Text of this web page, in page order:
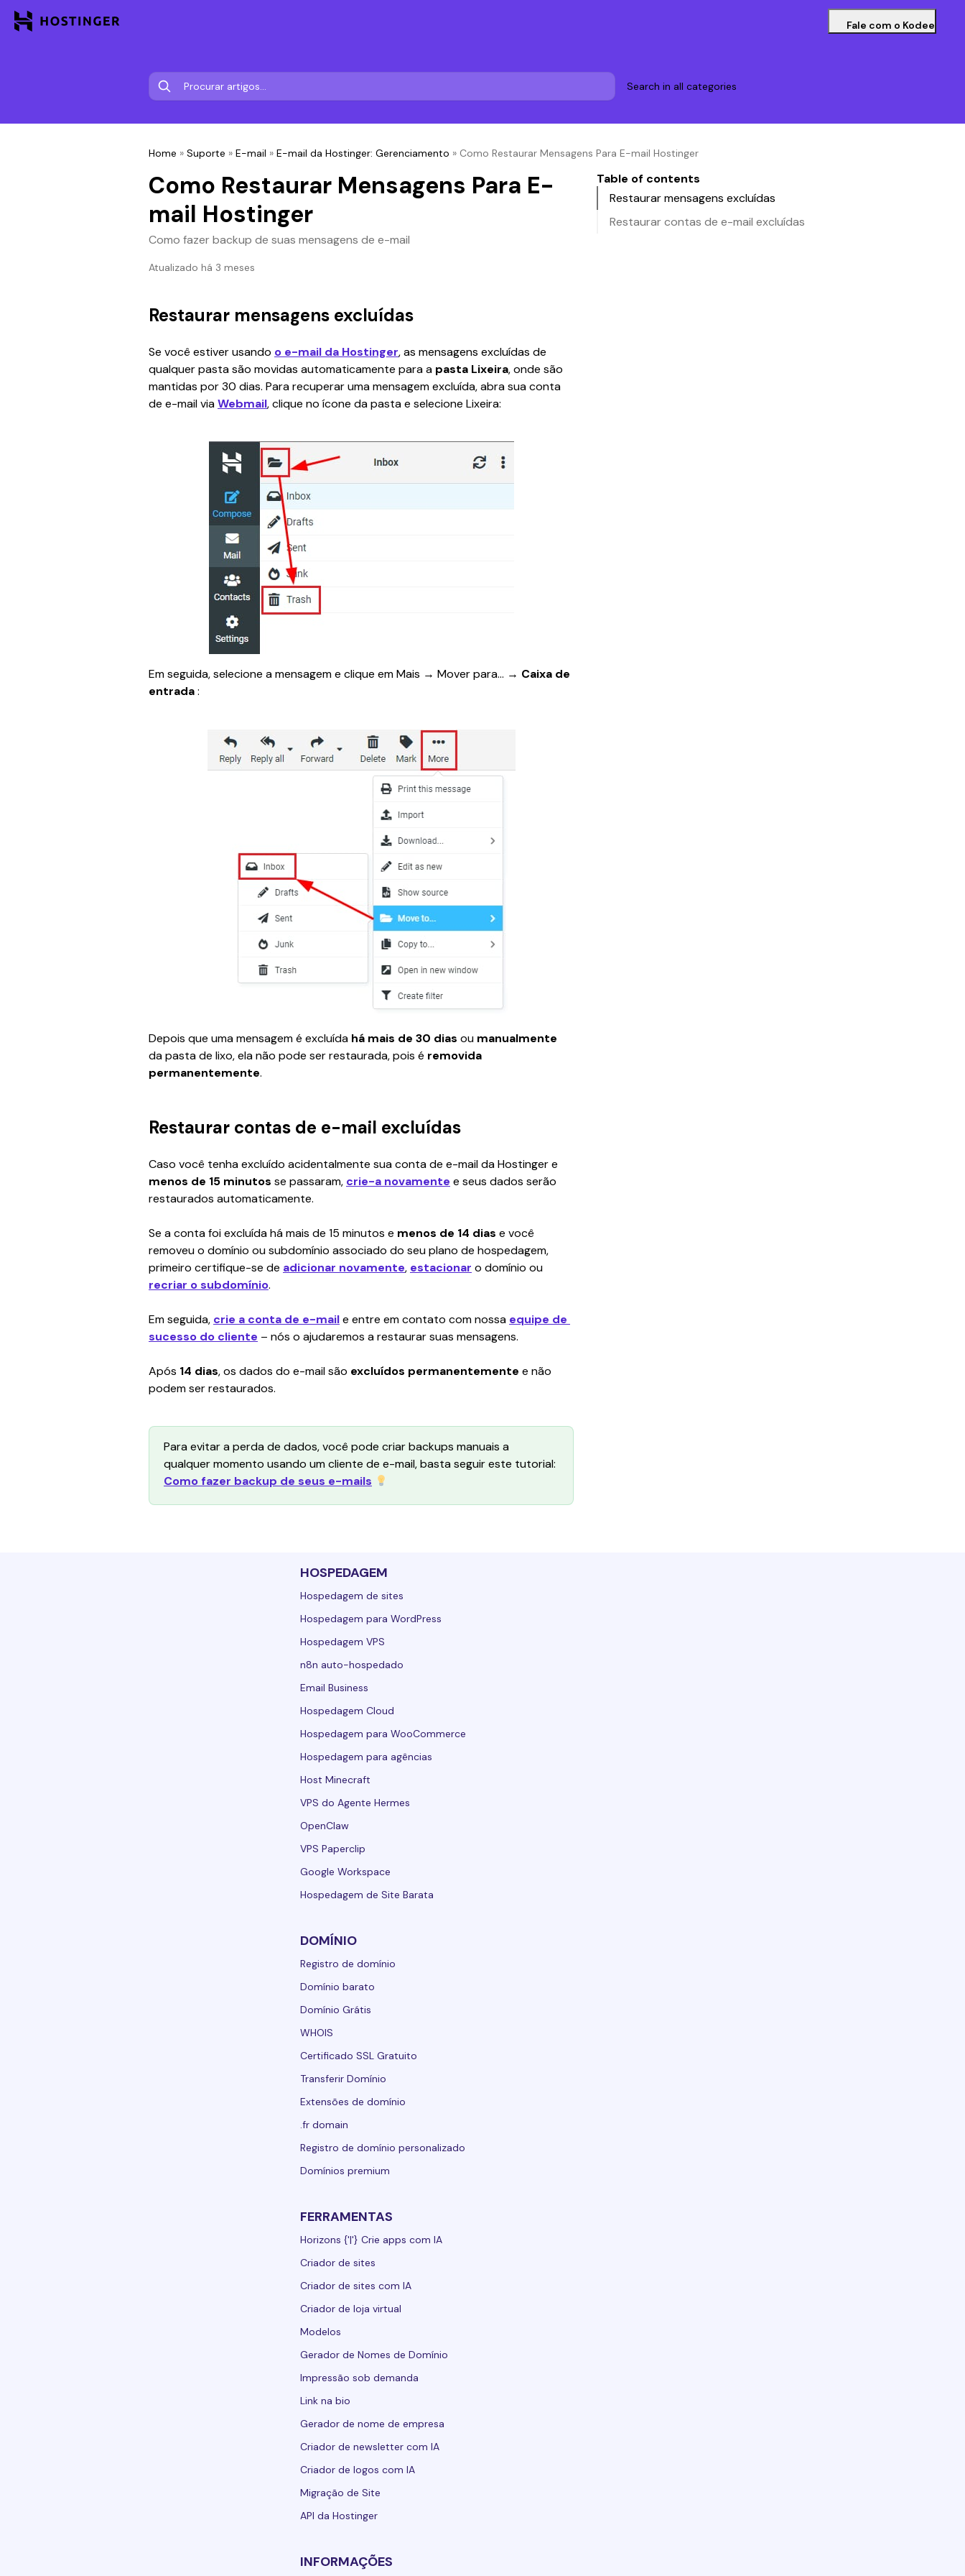
Fale com o Kodee
Search in all categories
Home » Suporte » E-mail » E-mail da Hostinger: Gerenciamento » Como Restaurar Mensagens Para E-mail Hostinger
Como Restaurar Mensagens Para E-
mail Hostinger
Como fazer backup de suas mensagens de e-mail
Atualizado há 3 meses
Restaurar mensagens excluídas
Se você estiver usando o e-mail da Hostinger, as mensagens excluídas de
qualquer pasta são movidas automaticamente para a pasta Lixeira, onde são
mantidas por 30 dias. Para recuperar uma mensagem excluída, abra sua conta
de e-mail via Webmail, clique no ícone da pasta e selecione Lixeira:
Em seguida, selecione a mensagem e clique em Mais → Mover para… → Caixa de
entrada :
Depois que uma mensagem é excluída há mais de 30 dias ou manualmente
da pasta de lixo, ela não pode ser restaurada, pois é removida
permanentemente.
Restaurar contas de e-mail excluídas
Caso você tenha excluído acidentalmente sua conta de e-mail da Hostinger e
menos de 15 minutos se passaram, crie-a novamente e seus dados serão
restaurados automaticamente.
Se a conta foi excluída há mais de 15 minutos e menos de 14 dias e você
removeu o domínio ou subdomínio associado do seu plano de hospedagem,
primeiro certifique-se de adicionar novamente, estacionar o domínio ou
recriar o subdomínio.
Em seguida, crie a conta de e-maile entre em contato com nossa equipe de
sucesso do cliente – nós o ajudaremos a restaurar suas mensagens.
Após 14 dias, os dados do e-mail são excluídos permanentemente e não
podem ser restaurados.
Para evitar a perda de dados, você pode criar backups manuais a
qualquer momento usando um cliente de e-mail, basta seguir este tutorial:
Como fazer backup de seus e-mails
Table of contents
Restaurar mensagens excluídas
Restaurar contas de e-mail excluídas
HOSPEDAGEM
Hospedagem de sites
Hospedagem para WordPress
Hospedagem VPS
n8n auto-hospedado
Email Business
Hospedagem Cloud
Hospedagem para WooCommerce
Hospedagem para agências
Host Minecraft
VPS do Agente Hermes
OpenClaw
VPS Paperclip
Google Workspace
Hospedagem de Site Barata
DOMÍNIO
Registro de domínio
Domínio barato
Domínio Grátis
WHOIS
Certificado SSL Gratuito
Transferir Domínio
Extensões de domínio
.fr domain
Registro de domínio personalizado
Domínios premium
FERRAMENTAS
Horizons {'|'} Crie apps com IA
Criador de sites
Criador de sites com IA
Criador de loja virtual
Modelos
Gerador de Nomes de Domínio
Impressão sob demanda
Link na bio
Gerador de nome de empresa
Criador de newsletter com IA
Criador de logos com IA
Migração de Site
API da Hostinger
INFORMAÇÕES